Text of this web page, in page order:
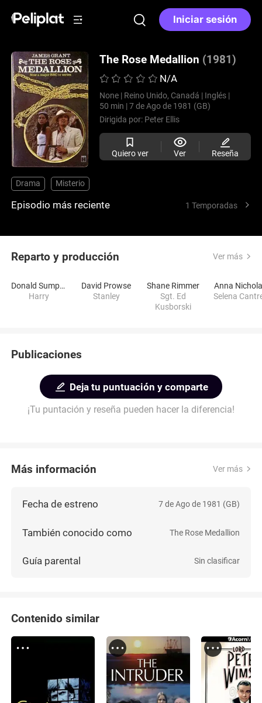
Iniciar sesión
The Rose Medallion (1981)
N/A
None | Reino Unido, Canadá | Inglés |
50 min | 7 de Ago de 1981 (GB)
Dirigida por: Peter Ellis
Quiero ver Ver Reseña
Drama Misterio
Episodio más reciente 1 Temporadas
Reparto y producción Ver más
Donald Sumpter
Harry
David Prowse
Stanley
Shane Rimmer
Sgt. Ed
Kusborski
Anna
Selena
Publicaciones
Deja tu puntuación y comparte
¡Tu puntación y reseña pueden hacer la diferencia!
Más información Ver más
Fecha de estreno 7 de Ago de 1981 (GB)
También conocido como The Rose Medallion
Guía parental Sin clasificar
Contenido similar